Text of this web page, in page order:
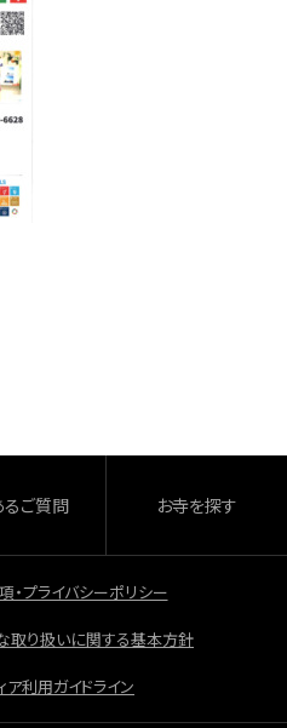
るご質問 お寺を探す
・プライバシーポリシー
取り扱いに関する基本方針
ア利用ガイドライン